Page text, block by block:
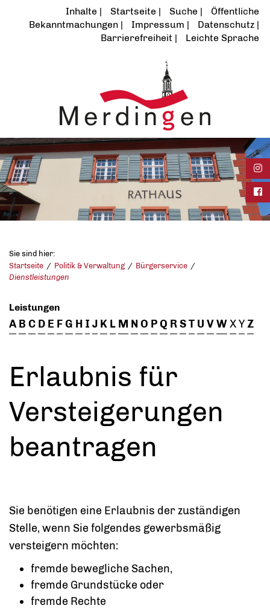
Inhalte Startseite Suche
Öffentliche
Bekanntmachungen
Impressum
Datenschutz
Barrierefreiheit
Leichte Sprache
Sie sind hier:
Startseite
Politik & Verwaltung
Bürgerservice
Dienstleistungen
Leistungen
A B C D E FG H I J K L M NO PQ RST U VWXYZ
Erlaubnis für
Versteigerungen
beantragen
Sie benötigen eine Erlaubnis der zuständigen
Stelle, wenn Sie folgendes gewerbsmäßig
versteigern möchten:
fremde bewegliche Sachen,
fremde Grundstücke oder
fremde Rechte